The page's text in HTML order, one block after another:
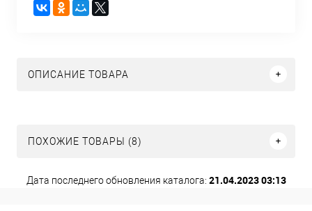
ОПИСАНИЕ ТОВАРА
ПОХОЖИЕ ТОВАРЫ (8)
Дата последнего обновления каталога: 21.04.2023 03:13